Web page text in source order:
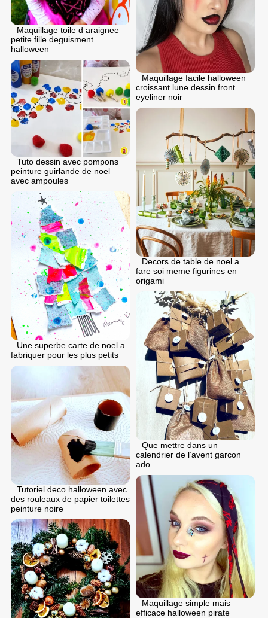
Maquillage toile d araignee
petite fille deguisment
halloween
Maquillage facile halloween
croissant lune dessin front
eyeliner noir
Tuto dessin avec pompons
peinture guirlande de noel
avec ampoules
Decors de table de noel a
fare soi meme figurines en
origami
Une superbe carte de noel a
fabriquer pour les plus petits
Que mettre dans un
calendrier de l’avent garcon
ado
Tutoriel deco halloween avec
des rouleaux de papier toilettes
peinture noire
Maquillage simple mais
efficace halloween pirate